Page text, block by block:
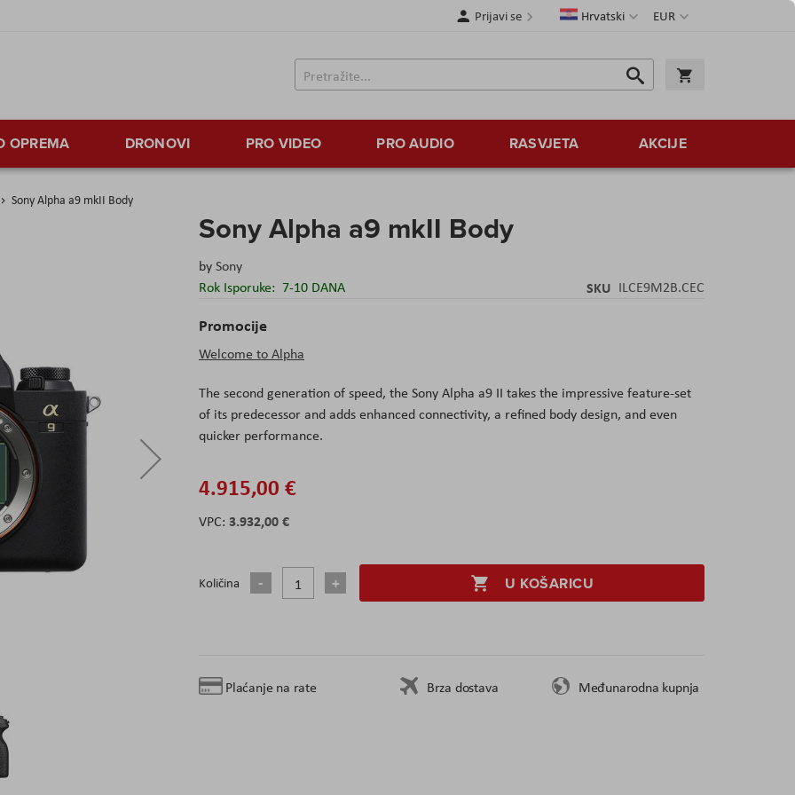
Valuta
EUR
JezikHrvatski
Prijavi se
Traži
Traži
OPREMA DRONOVI PRO VIDEO PRO AUDIO RASVJETA AKCIJE
Sony Alpha a9 mkII Body
Sony Alpha a9 mkII Body
bySony
Rok Isporuke: 7-10 DANA SKU ILCE9M2B.CEC
Promocije
Welcome to Alpha
The second generation of speed, the Sony Alpha a9 II takes the impressive feature-set
of its predecessor and adds enhanced connectivity, a refined body design, and even
quicker performance.
4.915,00 €
3.932,00 €
Količina U KOŠARICU
Plaćanje na rate Brza dostava Međunarodna kupnja